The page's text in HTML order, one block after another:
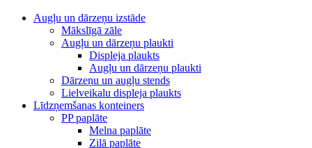
Augļu un dārzeņu izstāde
Mākslīgā zāle
Augļu un dārzeņu plaukti
Displeja plaukts
Augļu un dārzeņu plaukti
Dārzeņu un augļu stends
Lielveikalu displeja plaukts
Līdzņemšanas konteiners
PP paplāte
Melna paplāte
Zilā paplāte